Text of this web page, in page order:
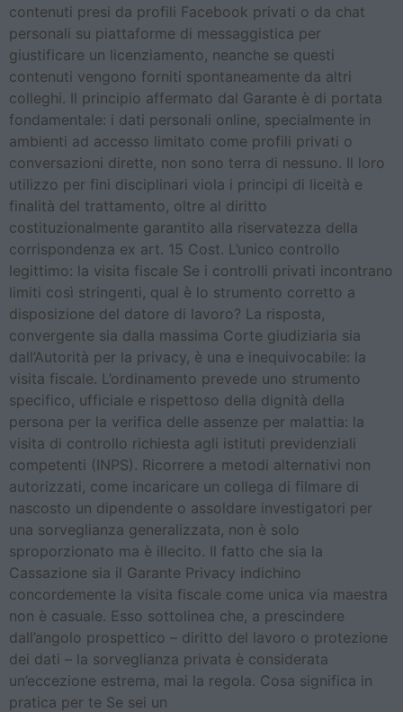
contenuti presi da profili Facebook privati o da chat
personali su piattaforme di messaggistica per
giustificare un licenziamento, neanche se questi
contenuti vengono forniti spontaneamente da altri
colleghi. Il principio affermato dal Garante è di portata
fondamentale: i dati personali online, specialmente in
ambienti ad accesso limitato come profili privati o
conversazioni dirette, non sono terra di nessuno. Il loro
utilizzo per fini disciplinari viola i principi di liceità e
finalità del trattamento, oltre al diritto
costituzionalmente garantito alla riservatezza della
corrispondenza ex art. 15 Cost. L’unico controllo
legittimo: la visita fiscale Se i controlli privati incontrano
limiti così stringenti, qual è lo strumento corretto a
disposizione del datore di lavoro? La risposta,
convergente sia dalla massima Corte giudiziaria sia
dall’Autorità per la privacy, è una e inequivocabile: la
visita fiscale. L’ordinamento prevede uno strumento
specifico, ufficiale e rispettoso della dignità della
persona per la verifica delle assenze per malattia: la
visita di controllo richiesta agli istituti previdenziali
competenti (INPS). Ricorrere a metodi alternativi non
autorizzati, come incaricare un collega di filmare di
nascosto un dipendente o assoldare investigatori per
una sorveglianza generalizzata, non è solo
sproporzionato ma è illecito. Il fatto che sia la
Cassazione sia il Garante Privacy indichino
concordemente la visita fiscale come unica via maestra
non è casuale. Esso sottolinea che, a prescindere
dall’angolo prospettico – diritto del lavoro o protezione
dei dati – la sorveglianza privata è considerata
un’eccezione estrema, mai la regola. Cosa significa in
pratica per te Se sei un